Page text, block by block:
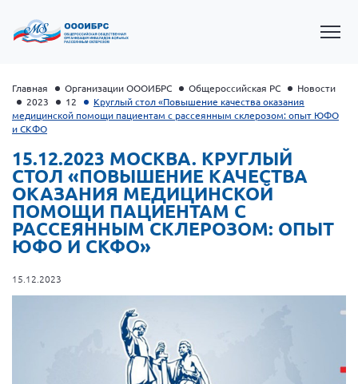
Генеральный директор Матвиевская О.В.
Вице-президент Зрячева Н.В.
Вице-президент Шишлянников Ф.В.
Главная Организации ОООИБРС Общероссийская РС
Новости
2023
12
Круглый стол «Повышение качества оказания
медицинской помощи пациентам с рассеянным склерозом: опыт ЮФО
и СКФО
15.12.2023 МОСКВА. КРУГЛЫЙ
СТОЛ «ПОВЫШЕНИЕ КАЧЕСТВА
ОКАЗАНИЯ МЕДИЦИНСКОЙ
ПОМОЩИ ПАЦИЕНТАМ С
РАССЕЯННЫМ СКЛЕРОЗОМ: ОПЫТ
ЮФО И СКФО»
15.12.2023